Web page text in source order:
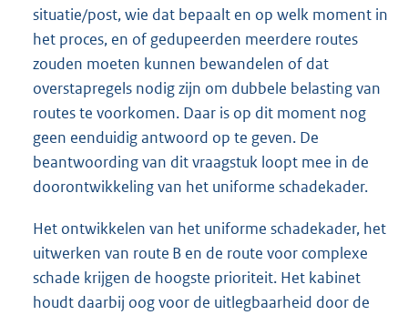
situatie/post, wie dat bepaalt en op welk moment in
het proces, en of gedupeerden meerdere routes
zouden moeten kunnen bewandelen of dat
overstapregels nodig zijn om dubbele belasting van
routes te voorkomen. Daar is op dit moment nog
geen eenduidig antwoord op te geven. De
beantwoording van dit vraagstuk loopt mee in de
doorontwikkeling van het uniforme schadekader.
Het ontwikkelen van het uniforme schadekader, het
uitwerken van route B en de route voor complexe
schade krijgen de hoogste prioriteit. Het kabinet
houdt daarbij oog voor de uitlegbaarheid door de